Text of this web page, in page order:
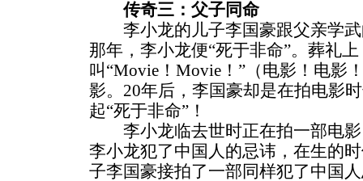
传奇三：父子同命
李小龙的儿子李国豪跟父亲学武
那年，李小龙便“死于非命”。葬礼
叫“Movie！Movie！”（电影！电影
影。20年后，李国豪却是在拍电影
起“死于非命”！
李小龙临去世时正在拍一部电影
李小龙犯了中国人的忌讳，在生的
子李国豪接拍了一部同样犯了中国